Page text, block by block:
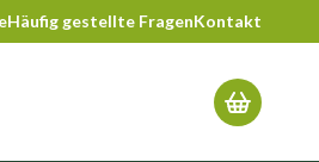
Häufig gestellte FragenKontakt